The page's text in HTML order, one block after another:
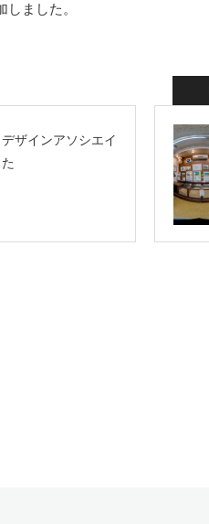
しました。
ザインアソシエイ